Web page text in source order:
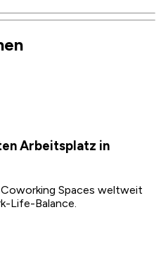
Arbeitsplatz in
Spaces weltweit
Life-Balance.